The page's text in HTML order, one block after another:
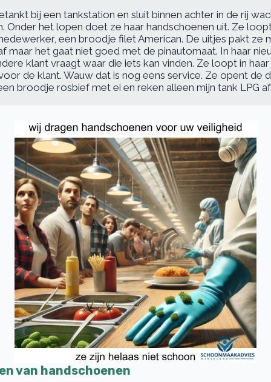
bij een tankstation en sluit binnen achter in de rij
Onder het lopen doet ze haar handschoenen uit. Ze
een broodje filet American. De uitjes pakt ze
het gaat niet goed met de pinautomaat. In haar
klant vraagt waar die iets kan vinden. Ze loopt in
de klant. Wauw dat is nog eens service. Ze opent de
broodje rosbief met ei en reken alleen mijn tank LPG
van handschoenen